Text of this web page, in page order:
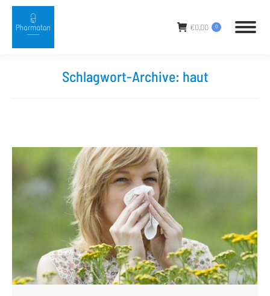
€0,00 0
Schlagwort-Archive: haut